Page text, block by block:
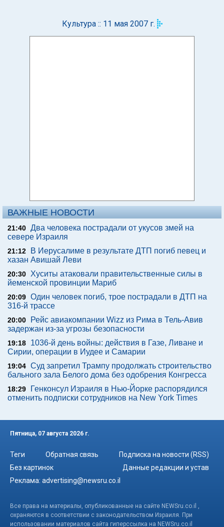
Культура :: 11 мая 2007 г.
ВАЖНЫЕ НОВОСТИ
21:40 Два человека пострадали от укусов змей на
севере Израиля
21:12
В Иерусалиме в результате ДТП погиб певец и
хазан Авишай Леви
20:30
Хуситы атаковали правительственные силы в
йеменской провинции Мариб
20:09 Один человек погиб, трое пострадали в ДТП на
316-й трассе
20:00
Рейс авиакомпании Wizz из Рима в Тель-Авив
задержан из-за угрозы безопасности
19:18
1036-й день войны: действия в Газе, Ливане и
Сирии, операции в Иудее и Самарии
19:04 Суд запретил Трампу продолжать строительство
бального зала Белого дома без одобрения Конгресса
18:29
Генконсул Израиля в Нью-Йорке распорядился
отменить подписки сотрудников на New York Times
Пятница, 07 августа 2026 г.
Теги Обратная связь
Подписка на новости (RSS)
Без картинок
Данные редакции и устав
Реклама: advertising@newsru.co.il
Все права на материалы, опубликованные на сайте NEWSru.co.il ,
охраняются в соответствии с законодательством Израиля. При
использовании материалов сайта гиперссылка на NEWSru.co.il